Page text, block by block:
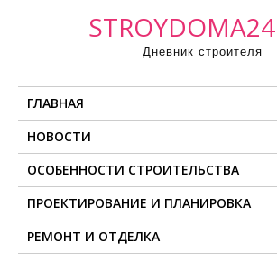
Дневник строителя
ГЛАВНАЯ
НОВОСТИ
ОСОБЕННОСТИ СТРОИТЕЛЬСТВА
ПРОЕКТИРОВАНИЕ И ПЛАНИРОВКА
РЕМОНТ И ОТДЕЛКА